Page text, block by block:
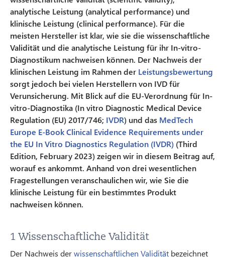
analytische Leistung (analytical performance) und
klinische Leistung (clinical performance). Für die
meisten Hersteller ist klar, wie sie die wissenschaftliche
Validität und die analytische Leistung für ihr In-vitro-
Diagnostikum nachweisen können. Der Nachweis der
klinischen Leistung im Rahmen der Leistungsbewertung
sorgt jedoch bei vielen Herstellern von IVD für
Verunsicherung. Mit Blick auf die EU-Verordnung für In-
vitro-Diagnostika (In vitro Diagnostic Medical Device
Regulation (EU) 2017/746; IVDR) und das MedTech
Europe E-Book Clinical Evidence Requirements under
the EU In Vitro Diagnostics Regulation (IVDR) (Third
Edition, February 2023) zeigen wir in diesem Beitrag auf,
worauf es ankommt. Anhand von drei wesentlichen
Fragestellungen veranschaulichen wir, wie Sie die
klinische Leistung für ein bestimmtes Produkt
nachweisen können.
1 Wissenschaftliche Validität
Der Nachweis derwissenschaftlichen Validität bezeichnet